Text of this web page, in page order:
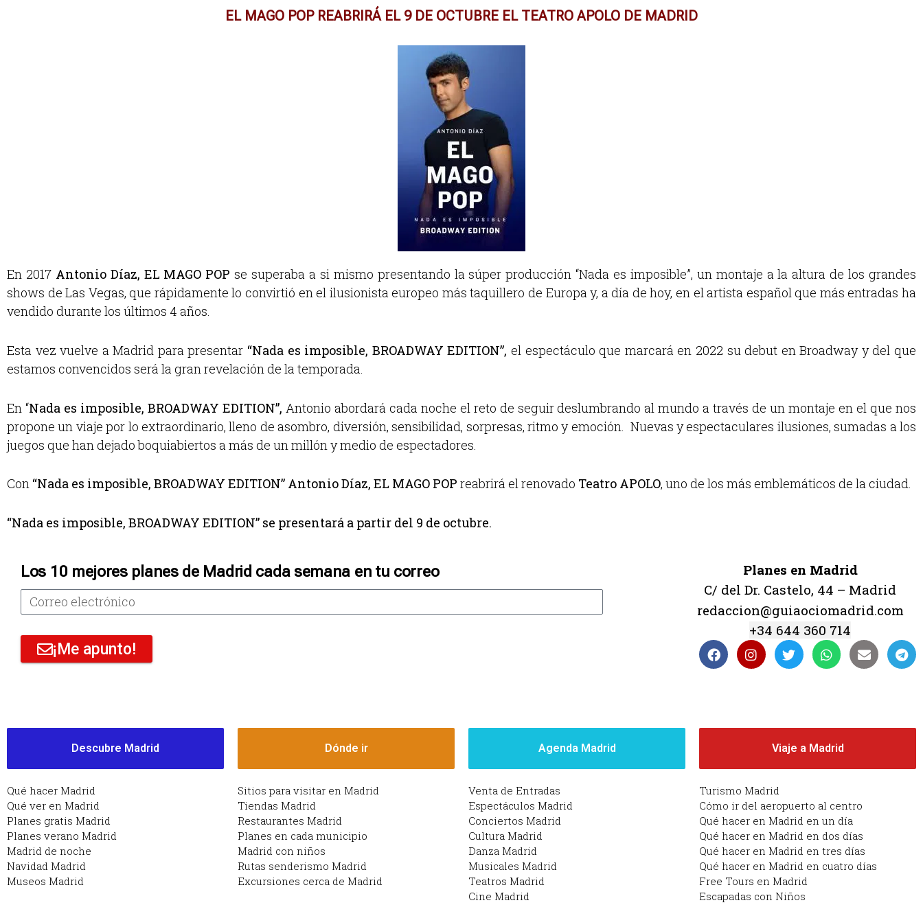
EL MAGO POP REABRIRÁ EL 9 DE OCTUBRE EL TEATRO APOLO DE MADRID
En 2017Antonio Díaz, EL MAGO POP se superaba a si mismo presentando la súper producción “Nada es imposible”, un montaje a la altura de los grandes
shows de Las Vegas, que rápidamente lo convirtió en el ilusionista europeo más taquillero de Europa y, a día de hoy, en el artista español que más entradas ha
vendido durante los últimos 4 años.
Esta vez vuelve a Madrid para presentar “Nada es imposible, BROADWAY EDITION”,el espectáculo que marcará en 2022 su debut en Broadway y del que
estamos convencidos será la gran revelación de la temporada.
En “Nada es imposible, BROADWAY EDITION”, Antonio abordará cada noche el reto de seguir deslumbrando al mundo a través de un montaje en el que nos
propone un viaje por lo extraordinario, lleno de asombro, diversión, sensibilidad, sorpresas, ritmo y emoción. Nuevas y espectaculares ilusiones, sumadas a los
juegos que han dejado boquiabiertos a más de un millón y medio de espectadores.
Con “Nada es imposible, BROADWAY EDITION” Antonio Díaz, EL MAGO POP reabrirá el renovado Teatro APOLO, uno de los más emblemáticos de la ciudad.
“Nada es imposible, BROADWAY EDITION” se presentará a partir del 9 de octubre.
Los 10 mejores planes de Madrid cada semana en tu correo
¡Me apunto!
Planes en Madrid
C/ del Dr. Castelo, 44 – Madrid
redaccion@guiaociomadrid.com
+34 644 360 714
Descubre Madrid
Qué hacer Madrid
Qué ver en Madrid
Planes gratis Madrid
Planes verano Madrid
Madrid de noche
Navidad Madrid
Museos Madrid
Dónde ir
Sitios para visitar en Madrid
Tiendas Madrid
Restaurantes Madrid
Planes en cada municipio
Madrid con niños
Rutas senderismo Madrid
Excursiones cerca de Madrid
Agenda Madrid
Venta de Entradas
Espectáculos Madrid
Conciertos Madrid
Cultura Madrid
Danza Madrid
Musicales Madrid
Teatros Madrid
Cine Madrid
Viaje a Madrid
Turismo Madrid
Cómo ir del aeropuerto al centro
Qué hacer en Madrid en un día
Qué hacer en Madrid en dos días
Qué hacer en Madrid en tres días
Qué hacer en Madrid en cuatro días
Free Tours en Madrid
Escapadas con Niños